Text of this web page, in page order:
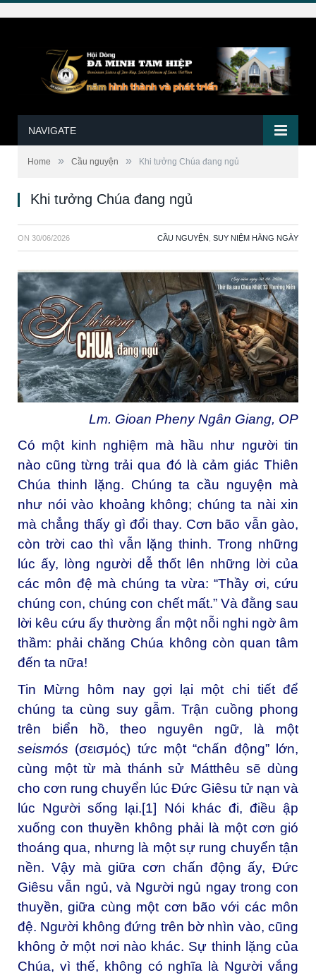
NAVIGATE
Home » Cầu nguyện » Khi tưởng Chúa đang ngủ
Khi tưởng Chúa đang ngủ
ON 30/06/2026 CẦU NGUYỆN SUY NIỆM HẰNG NGÀY
Lm. Gioan Pheny Ngân Giang, OP
Có một kinh nghiệm mà hầu như người tin
nào cũng từng trải qua đó là cảm giác Thiên
Chúa thinh lặng. Chúng ta cầu nguyện mà
như nói vào khoảng không; chúng ta nài xin
mà chẳng thấy gì đổi thay. Cơn bão vẫn gào,
còn trời cao thì vẫn lặng thinh. Trong những
lúc ấy, lòng người dễ thốt lên những lời của
các môn đệ mà chúng ta vừa: “Thầy ơi, cứu
chúng con, chúng con chết mất.” Và đằng sau
lời kêu cứu ấy thường ẩn một nỗi nghi ngờ âm
thầm: phải chăng Chúa không còn quan tâm
đến ta nữa!
Tin Mừng hôm nay gợi lại một chi tiết để
chúng ta cùng suy gẫm. Trận cuồng phong
trên biển hồ, theo nguyên ngữ, là một
seismós (σεισμός) tức một “chấn động” lớn,
cùng một từ mà thánh sử Mátthêu sẽ dùng
cho cơn rung chuyển lúc Đức Giêsu tử nạn và
lúc Người sống lại.[1]
Nói khác đi, điều ập
xuống con thuyền không phải là một cơn gió
thoáng qua, nhưng là một sự rung chuyển tận
nền. Vậy mà giữa cơn chấn động ấy, Đức
Giêsu vẫn ngủ, và Người ngủ ngay trong con
thuyền, giữa cùng một cơn bão với các môn
đệ. Người không đứng trên bờ nhìn vào, cũng
không ở một nơi nào khác. Sự thinh lặng của
Chúa, vì thế, không có nghĩa là Người vắng